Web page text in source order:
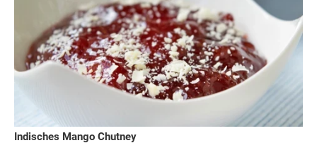
Indisches Mango Chutney